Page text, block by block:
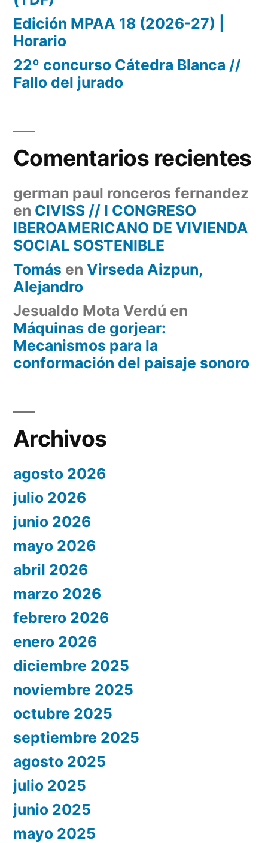
Edición MPAA 18 (2026-27) |
Horario
22º concurso Cátedra Blanca //
Fallo del jurado
Comentarios recientes
german paul ronceros fernandez
en CIVISS // I CONGRESO
IBEROAMERICANO DE VIVIENDA
SOCIAL SOSTENIBLE
Tomás en Virseda Aizpun,
Alejandro
Jesualdo Mota Verdú en
Máquinas de gorjear:
Mecanismos para la
conformación del paisaje sonoro
Archivos
agosto 2026
julio 2026
junio 2026
mayo 2026
abril 2026
marzo 2026
febrero 2026
enero 2026
diciembre 2025
noviembre 2025
octubre 2025
septiembre 2025
agosto 2025
julio 2025
junio 2025
mayo 2025